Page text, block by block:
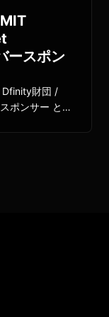
ースポン
Dfinity財団 /
ポンサー とし